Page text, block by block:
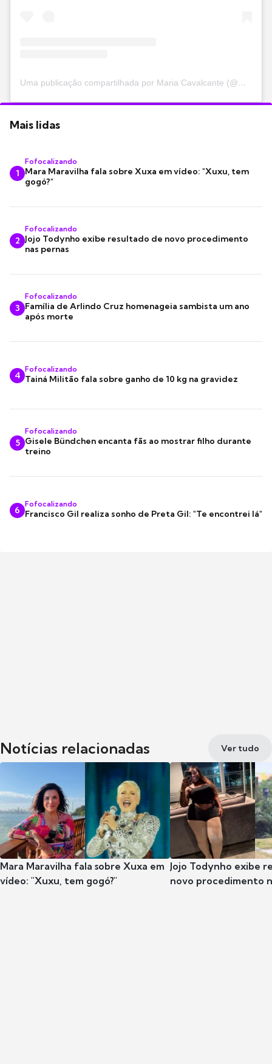
Uma publicação compartilhada por Maria Cavalcante (@mariacavalcante)
Mais lidas
1
Fofocalizando
Mara Maravilha fala sobre Xuxa em vídeo: "Xuxu, tem
gogó?"
2
Fofocalizando
Jojo Todynho exibe resultado de novo procedimento
nas pernas
3
Fofocalizando
Família de Arlindo Cruz homenageia sambista um ano
após morte
4
Fofocalizando
Tainá Militão fala sobre ganho de 10 kg na gravidez
5
Fofocalizando
Gisele Bündchen encanta fãs ao mostrar filho durante
treino
6
Fofocalizando
Francisco Gil realiza sonho de Preta Gil: "Te encontrei lá"
Notícias relacionadas Ver tudo
Mara Maravilha fala sobre Xuxa em
vídeo: "Xuxu, tem gogó?"
Jojo Todynho exibe
novo procedimento